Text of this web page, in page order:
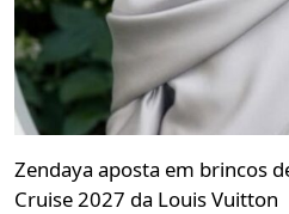
Zendaya aposta em brincos
Cruise 2027 da Louis Vuitton